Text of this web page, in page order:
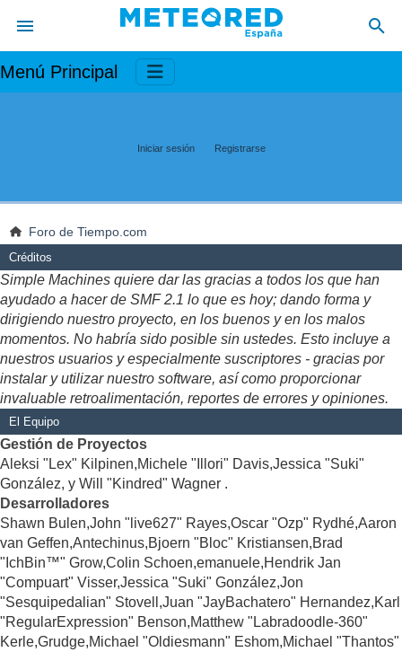
Menú Principal
Iniciar sesión Registrarse
Foro de Tiempo.com
Créditos
Simple Machines quiere dar las gracias a todos los que han
ayudado a hacer de SMF 2.1 lo que es hoy; dando forma y
dirigiendo nuestro proyecto, en los buenos y en los malos
momentos. No habría sido posible sin ustedes. Esto incluye a
nuestros usuarios y especialmente suscriptores - gracias por
instalar y utilizar nuestro software, así como proporcionar
invaluable retroalimentación, reportes de errores y opiniones.
El Equipo
Gestión de Proyectos
Aleksi "Lex" Kilpinen,Michele "Illori" Davis,Jessica "Suki"
González, y Will "Kindred" Wagner .
Desarrolladores
Shawn Bulen,John "live627" Rayes,Oscar "Ozp" Rydhé,Aaron
van Geffen,Antechinus,Bjoern "Bloc" Kristiansen,Brad
"IchBin™" Grow,Colin Schoen,emanuele,Hendrik Jan
"Compuart" Visser,Jessica "Suki" González,Jon
"Sesquipedalian" Stovell,Juan "JayBachatero" Hernandez,Karl
"RegularExpression" Benson,Matthew "Labradoodle-360"
Kerle,Grudge,Michael "Oldiesmann" Eshom,Michael "Thantos"